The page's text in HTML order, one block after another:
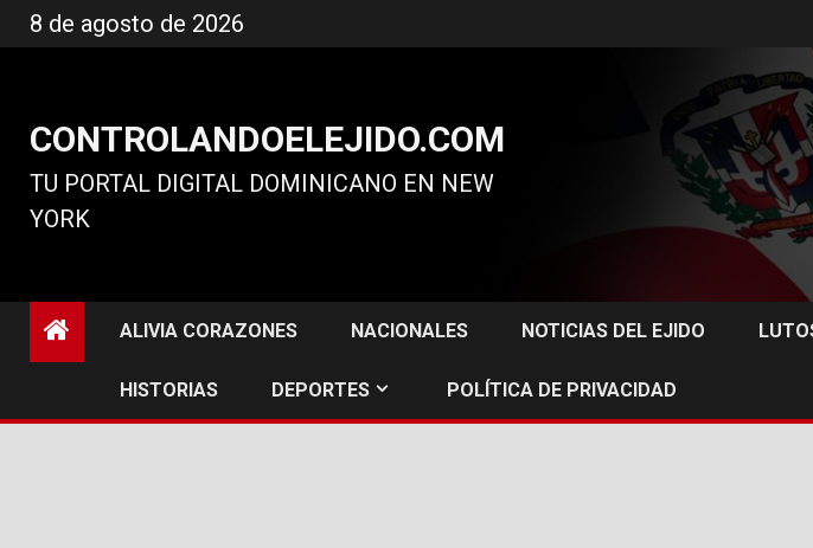
al
8 de agosto de 2026
CONTROLANDOELEJIDO.COM
TU PORTAL DIGITAL DOMINICANO EN NEW
YORK
ALIVIA CORAZONES NACIONALES NOTICIAS DEL EJIDO
HISTORIAS DEPORTES POLÍTICA DE PRIVACIDAD